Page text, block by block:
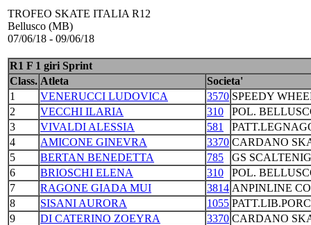
TROFEO SKATE ITALIA R12
Bellusco (MB)
07/06/18 - 09/06/18
R1 F 1 giri Sprint
Class. Atleta
Societa'
1
VENERUCCI LUDOVICA 3570 SPEEDY
2
VECCHI ILARIA 310
POL.
3
VIVALDI ALESSIA 581
4
AMICONE GINEVRA 3370 CARDANO
5
BERTAN BENEDETTA 785
GS
6
BRIOSCHI ELENA 310
POL.
7
RAGONE GIADA MUI 3814 ANPINLINE
8
SISANI AURORA 1055
9
DI CATERINO ZOEYRA 3370 CARDANO